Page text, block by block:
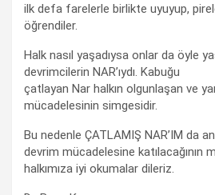
ilk defa farelerle birlikte uyuyup,
öğrendiler.
Halk nasıl yaşadıysa onlar da öyle
devrimcilerin NAR’ıydı. Kabuğu
çatlayan Nar halkın olgunlaşan ve
mücadelesinin simgesidir.
Bu nedenle ÇATLAMIŞ NAR’IM da
devrim mücadelesine katılacağının
halkımıza iyi okumalar dileriz.